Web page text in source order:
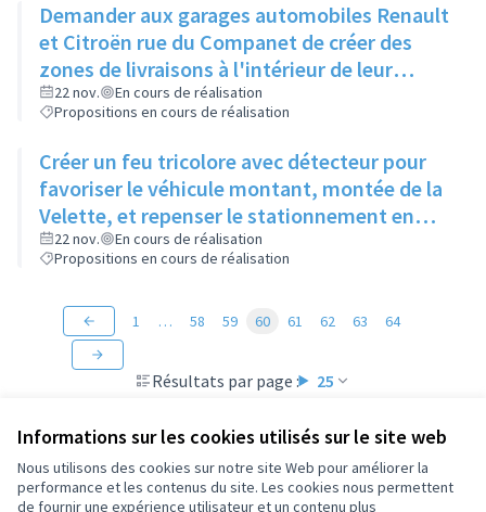
Informations sur les cookies utilisés sur le site web
Nous utilisons des cookies sur notre site Web pour améliorer la
performance et les contenus du site. Les cookies nous permettent
de fournir une expérience utilisateur et un contenu plus
Demander aux garages automobiles Renault
et Citroën rue du Companet de créer des
zones de livraisons à l'intérieur de leur
enceinte
22 nov.
En cours de réalisation
Propositions en cours de réalisation
Créer un feu tricolore avec détecteur pour
favoriser le véhicule montant, montée de la
Velette, et repenser le stationnement en
quinconce
22 nov.
En cours de réalisation
Propositions en cours de réalisation
Résultats par page : 25
1 … 58 59 60 61 62 63 64
Conditions d'utilisation